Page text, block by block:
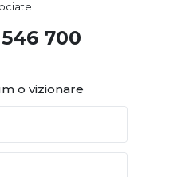
700
o vizionare